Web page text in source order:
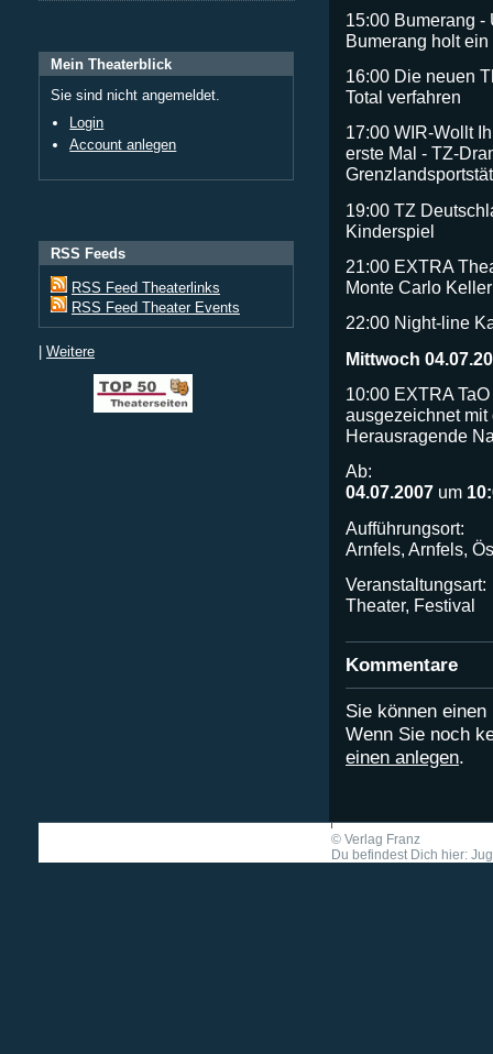
Mein Theaterblick
Sie sind nicht angemeldet.
Login
Account anlegen
RSS Feeds
RSS Feed Theaterlinks
RSS Feed Theater Events
| Weitere
15:00 Bumerang
Bumerang holt ein
16:00 Die neuen
Total verfahren
17:00 WIR-Wollt
erste Mal - TZ-
19:00 TZ
Kinderspiel
21:00 EXTRA
Monte Carlo
22:00 Night-line
Mittwoch
10:00 EXTRA TaO
ausgezeichnet mit
Herausragende
Ab:
04.07.2007 um
Aufführungsort:
Arnfels, Arnfels,
Veranstaltungsart:
Theater, Festival
Kommentare
Sie können
Wenn Sie noch
einen anlegen.
© Verlag Franz
Du befindest Dich hier: